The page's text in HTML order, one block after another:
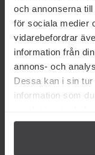
och annonserna
för sociala medier
vidarebefordrar
information från
annons- och
Dessa kan i sin
information som
KOPIKO Kaffegodis
Blister 32g
Köp